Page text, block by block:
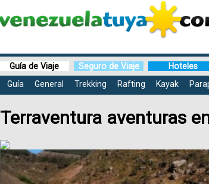
Guía de Viaje Seguro de Viaje Hoteles
Guía
General Trekking Rafting Kayak
Terraventura aventuras